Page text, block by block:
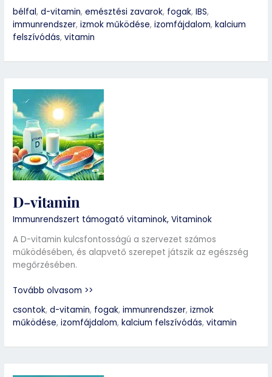
bélfal,d-vitamin,emésztési zavarok, fogak,IBS,
immunrendszer,izmok működése,izomfájdalom,kalcium
felszívódás,vitamin
D-vitamin
Immunrendszert támogató vitaminok,Vitaminok
A D-vitamin kulcsfontosságú a szervezet számos
működésében, és alapvető szerepet játszik az egészség
megőrzésében.
vitamin
Tovább olvasom >>
csontok,d-vitamin, fogak,immunrendszer,izmok
működése,izomfájdalom,kalcium felszívódás,vitamin